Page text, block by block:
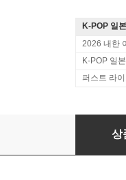
K-POP 일
2026 내한
K-POP 일
퍼스트 라
트와이스
상